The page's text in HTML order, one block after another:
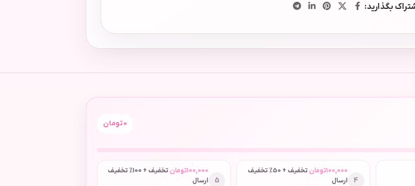
بگذارید:
0تومان
4
100,000تومان
تخفیف + 50٪ تخفیف
ارسال
5
100,000تومان
تخفیف + 100٪ تخفیف
ارسال